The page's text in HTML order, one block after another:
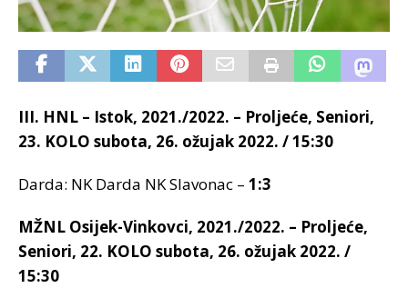
III. HNL – Istok, 2021./2022. – Proljeće, Seniori,
23. KOLO subota, 26. ožujak 2022. / 15:30
Darda: NK Darda NK Slavonac – 1:3
MŽNL Osijek-Vinkovci, 2021./2022. – Proljeće,
Seniori, 22. KOLO subota, 26. ožujak 2022. /
15:30